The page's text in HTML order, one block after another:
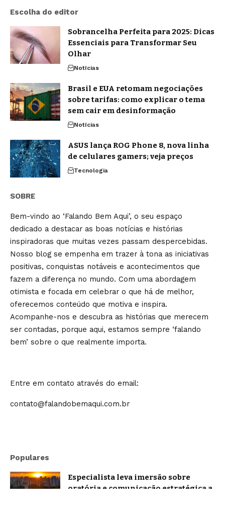
Escolha do editor
Sobrancelha Perfeita para 2025: Dicas
Essenciais para Transformar Seu
Olhar
Notícias
Brasil e EUA retomam negociações
sobre tarifas: como explicar o tema
sem cair em desinformação
Notícias
ASUS lança ROG Phone 8, nova linha
de celulares gamers; veja preços
Tecnologia
SOBRE
Bem-vindo ao ‘Falando Bem Aqui’, o seu espaço
dedicado a destacar as boas notícias e histórias
inspiradoras que muitas vezes passam despercebidas.
Nosso blog se empenha em trazer à tona as iniciativas
positivas, conquistas notáveis e acontecimentos que
fazem a diferença no mundo. Com uma abordagem
otimista e focada em celebrar o que há de melhor,
oferecemos conteúdo que motiva e inspira.
Acompanhe-nos e descubra as histórias que merecem
ser contadas, porque aqui, estamos sempre ‘falando
bem’ sobre o que realmente importa.
Entre em contato através do email:
contato@falandobemaqui.com.br
Populares
Especialista leva imersão sobre
oratória e comunicação estratégica a